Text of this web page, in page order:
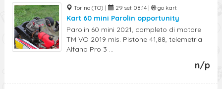
Torino (TO) | 29 set 08:14 | go kart
Kart 60 mini Parolin opportunity
Parolin 60 mini 2021, completo di motore
TM VO 2019 mis. Pistone 41,88, telemetria
Alfano Pro 3 ...
n/p